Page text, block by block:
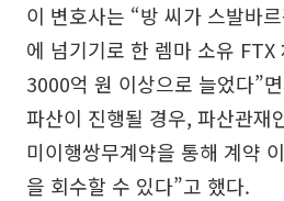
이 변호사는 “방 씨가 스발바
에 넘기기로 한 렘마 소유 FTX
3000억 원 이상으로 늘었다”
파산이 진행될 경우, 파산관재
미이행쌍무계약을 통해 계약
을 회수할 수 있다”고 했다.